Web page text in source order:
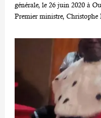
générale, le 26 juin 2020 à
Premier ministre, Christophe